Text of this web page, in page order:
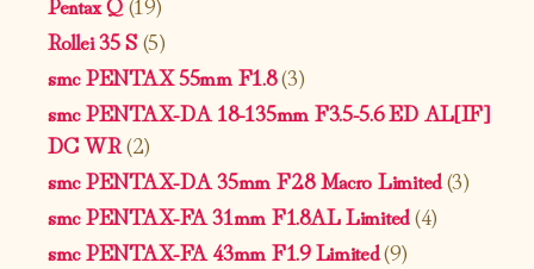
Rollei 35 S(5)
smc PENTAX 55mm F1.8(3)
smc PENTAX-DA 18-135mm F3.5-5.6 ED AL[IF]
DC WR(2)
smc PENTAX-DA 35mm F2.8 Macro Limited(3)
smc PENTAX-FA 31mm F1.8AL Limited(4)
smc PENTAX-FA 43mm F1.9 Limited(9)